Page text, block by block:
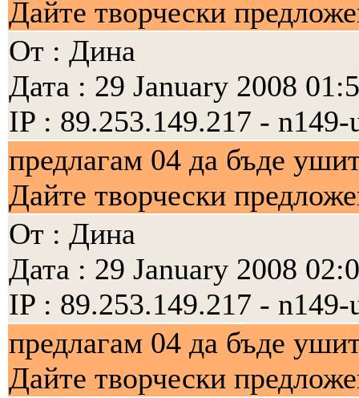
Дайте творчески
От : Дина
Дата : 29 January 2008
IP : 89.253.149.217 -
предлагам 04 да бъде
Дайте творчески
От : Дина
Дата : 29 January 2008
IP : 89.253.149.217 -
предлагам 04 да бъде
Дайте творчески